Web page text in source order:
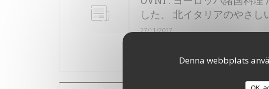
Denna webbplats
した、 北イタリアのやさし
27/11/2017